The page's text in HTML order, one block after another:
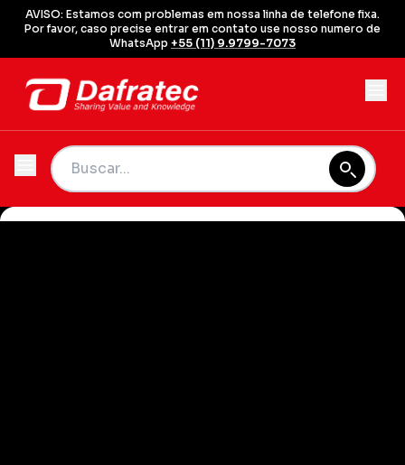
AVISO: Estamos com problemas em nossa linha de telefone fixa.
Por favor, caso precise entrar em contato use nosso numero de
WhatsApp +55 (11) 9.9799-7073